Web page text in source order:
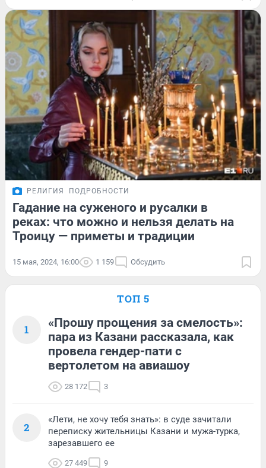
РЕЛИГИЯ ПОДРОБНОСТИ
Гадание на суженого и русалки в
реках: что можно и нельзя делать на
Троицу — приметы и традиции
15 мая, 2024, 16:00 1 159 Обсудить
ТОП 5
1
«Прошу прощения за смелость»:
пара из Казани рассказала, как
провела гендер-пати с
вертолетом на авиашоу
28 172 3
2
«Лети, не хочу тебя знать»: в суде зачитали
переписку жительницы Казани и мужа-турка,
зарезавшего ее
27 449 9